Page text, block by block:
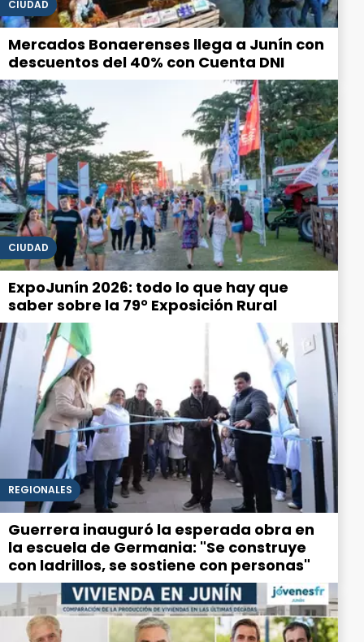
CIUDAD
Mercados Bonaerenses llega a Junín con
descuentos del 40% con Cuenta DNI
CIUDAD
ExpoJunín 2026: todo lo que hay que
saber sobre la 79° Exposición Rural
REGIONALES
Guerrera inauguró la esperada obra en
la escuela de Germania: "Se construye
con ladrillos, se sostiene con personas"